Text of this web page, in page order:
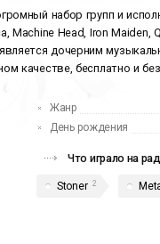
набор групп и
Head, Iron Maiden,
дочерним
качестве, бесплатно и
Жанр
День рождения
Что играло на
Stoner 2